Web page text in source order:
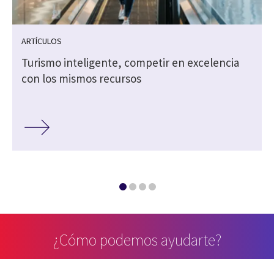
ARTÍCULOS
Turismo inteligente, competir en excelencia
con los mismos recursos
¿Cómo podemos ayudarte?